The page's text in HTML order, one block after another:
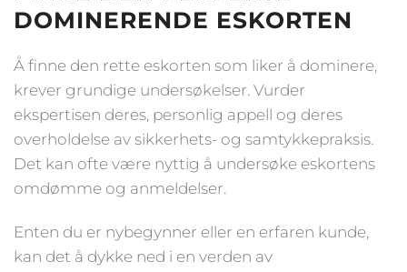
DOMINERENDE ESKORTEN
Å finne den rette eskorten som liker å dominere,
krever grundige undersøkelser. Vurder
ekspertisen deres, personlig appell og deres
overholdelse av sikkerhets- og samtykkepraksis.
Det kan ofte være nyttig å undersøke eskortens
omdømme og anmeldelser.
Enten du er nybegynner eller en erfaren kunde,
kan det å dykke ned i en verden av